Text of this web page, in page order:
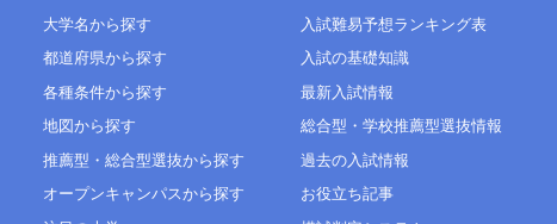
大学名から探す
都道府県から探す
各種条件から探す
地図から探す
推薦型・総合型選抜から探す
オープンキャンパスから探す
入試難易予想ランキング表
入試の基礎知識
最新入試情報
総合型・学校推薦型選抜情報
過去の入試情報
お役立ち記事